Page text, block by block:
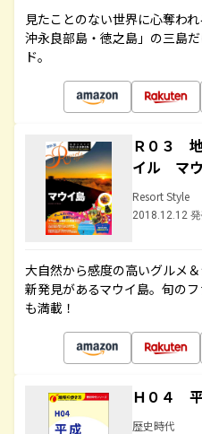
見たことのない世界に心奪わ
沖永良部島・徳之島」の三島
ド。
Ｒ０３
イル マ
Resort Style
2018.12.12
大自然から感度の高いグルメ
新発見があるマウイ島。旬の
も満載！
Ｈ０４
歴史時代